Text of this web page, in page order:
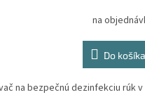
na
Do košíka
na bezpečnú dezinfekciu rúk v